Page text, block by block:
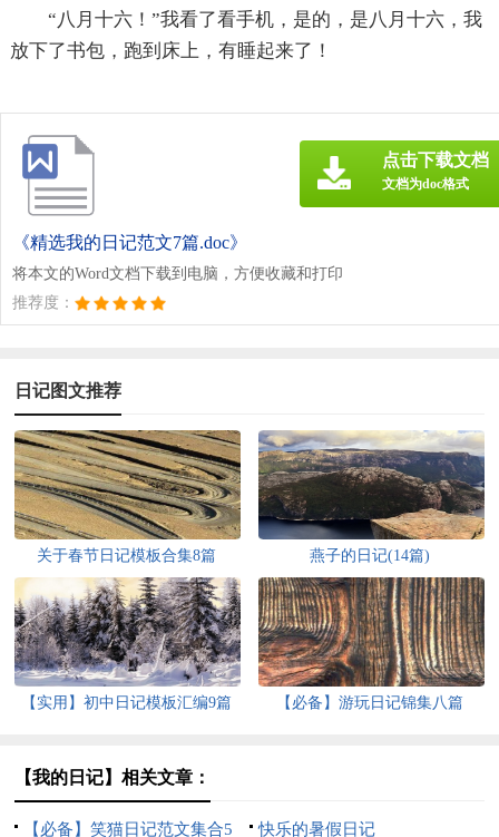
“八月十六！”我看了看手机，是的，是八月十六，我
放下了书包，跑到床上，有睡起来了！
《精选我的日记范文7篇.doc》
将本文的Word文档下载到电脑，方便收藏和打印
推荐度：
点击下载文档
文档为doc格式
日记图文推荐
关于春节日记模板合集8篇 燕子的日记(14篇)
【实用】初中日记模板汇编9篇 【必备】游玩日记锦集八篇
【我的日记】相关文章：
【必备】笑猫日记范文集合5 快乐的暑假日记